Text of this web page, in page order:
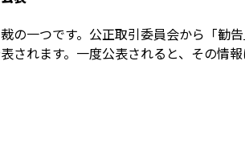
の一つです。公正取引委員会から「勧
されます。一度公表されると、その情